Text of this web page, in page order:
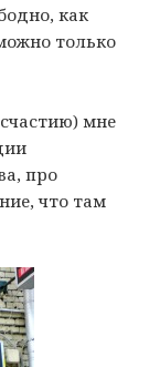
как
только
мне
про
что там